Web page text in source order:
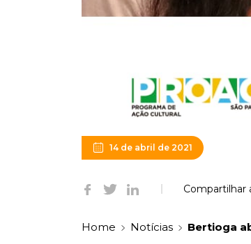
14 de abril de 2021
Compartilhar
Home Notícias Bertioga